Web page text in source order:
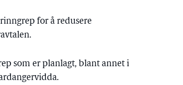
for å redusere
som er planlagt, blant annet i